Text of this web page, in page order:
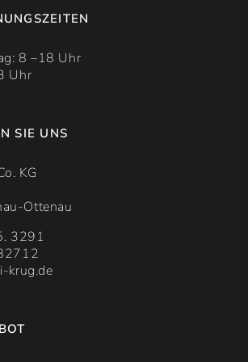
8 –18 Uhr
Uhr
SIE UNS
KG
Ottenau
3291
krug.de